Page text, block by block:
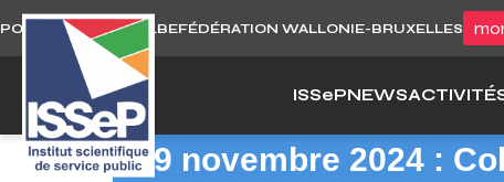
Skip
to
content
PORTAIL WALLONIE.BEFÉDÉRATION WALLONIE-BRUXELLES
ISSePNEWS
19 novembre 2024 :